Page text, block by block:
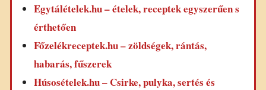
Egytálételek.hu – ételek, receptek egyszerűen s
érthetően
Főzelékreceptek.hu – zöldségek, rántás,
habarás, fűszerek
Húsosételek.hu – Csirke, pulyka, sertés és